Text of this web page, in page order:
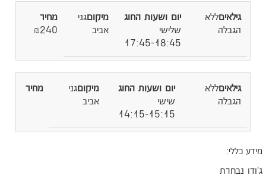
ללא
הגבלה
שלישי
17:45-18:45
גני
אביב
₪240
ללא
הגבלה
שישי
14:15-15:15
גני
אביב
כללי:
נבחרת